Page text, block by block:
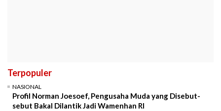
Terpopuler
NASIONAL
Profil Norman Joesoef, Pengusaha Muda yang Disebut-
sebut Bakal Dilantik Jadi Wamenhan RI